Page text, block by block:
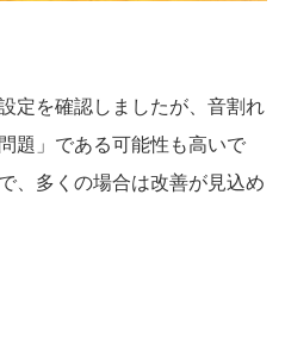
定を確認しましたが、音割れ
題」である可能性も高いで
、多くの場合は改善が見込め